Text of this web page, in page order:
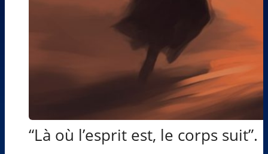
“Là où l’esprit est, le corps suit”.